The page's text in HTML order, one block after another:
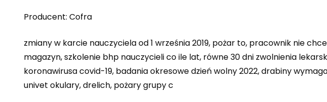
Producent: Cofra
zmiany w karcie nauczyciela od 1 września 2019, pożar to, pracownik nie
magazyn, szkolenie bhp nauczycieli co ile lat, równe 30 dni zwolnienia
koronawirusa covid-19, badania okresowe dzień wolny 2022, drabiny
univet okulary, drelich, pożary grupy c